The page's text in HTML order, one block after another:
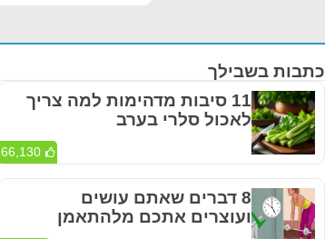
כתבות בשבילך
11 סיבות מדהימות למה צריך
לאכול סלרי בערב
66,130
8 דברים שאתם עושים
ועוצרים אתכם מלהתאמן